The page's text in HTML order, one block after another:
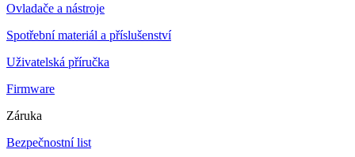
Ovladače a nástroje
Spotřební materiál a příslušenství
Uživatelská příručka
Firmware
Záruka
Bezpečnostní list